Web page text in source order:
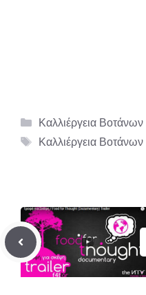
Κατηγορίες
Καλλιέργεια Βοτάνων
Ετικέτες
Καλλιέργεια Βοτάνων